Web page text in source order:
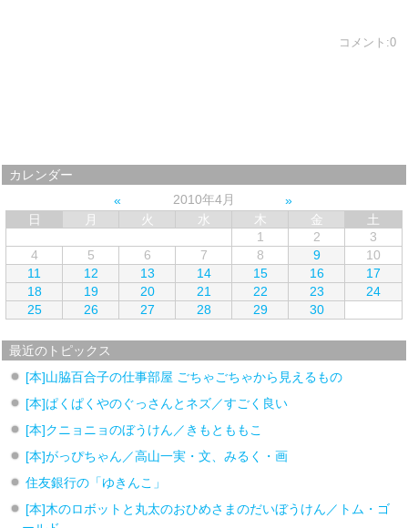
コメント:0
カレンダー
2010年4月
日
月 火 水 木 金
土
1
2
3
4
5 6 7 8 9
10
11
12 13 14 15 16
17
18
19 20 21 22 23
24
25
26 27 28 29 30
最近のトピックス
[本]山脇百合子の仕事部屋 ごちゃごちゃから見えるもの
[本]ぱくぱくやのぐっさんとネズ／すごく良い
[本]クニョニョのぼうけん／きもとももこ
[本]がっぴちゃん／高山一実・文、みるく・画
住友銀行の「ゆきんこ」
[本]木のロボットと丸太のおひめさまのだいぼうけん／トム・ゴ